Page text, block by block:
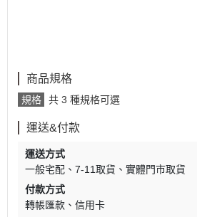
商品規格
規格 共 3 種規格可選
運送&付款
運送方式
一般宅配
7-11取貨
實體門市取貨
付款方式
轉帳匯款
信用卡